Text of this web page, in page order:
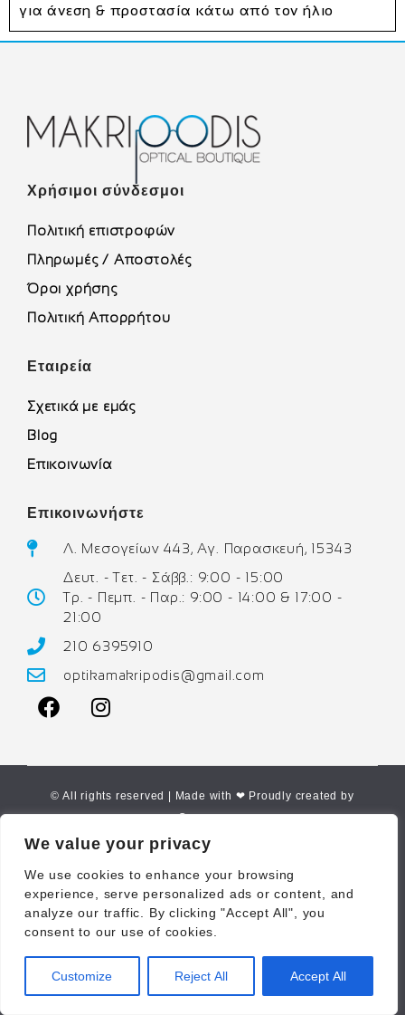
We value your privacy
We use cookies to enhance your browsing
experience, serve personalized ads or content, and
analyze our traffic. By clicking "Accept All", you
consent to our use of cookies.
Customize Reject All Accept All
για άνεση & προστασία κάτω από τον ήλιο
Χρήσιμοι σύνδεσμοι
Πολιτική επιστροφών
Πληρωμές / Αποστολές
Όροι χρήσης
Πολιτική Απορρήτου
Εταιρεία
Σχετικά με εμάς
Blog
Επικοινωνία
Επικοινωνήστε
Λ. Μεσογείων 443, Αγ. Παρασκευή, 15343
Δευτ. - Τετ. - Σάββ.: 9:00 - 15:00
Τρ. - Πεμπ. - Παρ.: 9:00 - 14:00 & 17:00 -
21:00
210 6395910
optikamakripodis@gmail.com
© All rights reserved | Made with ❤ Proudly created by
Corne.gr